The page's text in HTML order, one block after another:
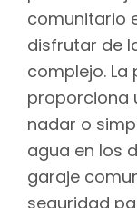
comunitario
disfrutar de
complejo.
proporciona
nadar o
agua en los
garaje
seguridad